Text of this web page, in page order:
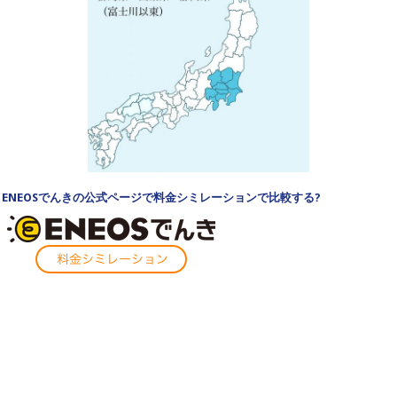
ENEOSでんきの公式ページで料金シミレーションで比較する?